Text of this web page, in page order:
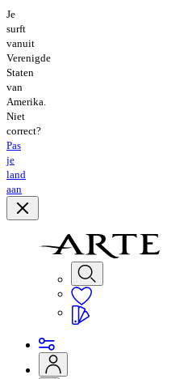
Je
surft
vanuit
Verenigde
Staten
van
Amerika.
Niet
correct?
Pas
je
land
aan